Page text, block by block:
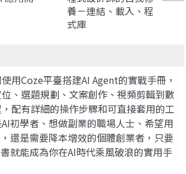
養－連結、載入、程
式庫
用Coze平臺搭建AI Agent的實戰手冊，
、選題規劃、文案創作、視頻剪輯到數
配有詳細的操作步驟和可直接套用的工
初學者、想做副業的職場人士、希望用
還是需要降本增效的個體創業者，只要
就能成為你在AI時代乘風破浪的實用手